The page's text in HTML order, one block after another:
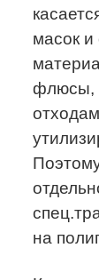
масок
флюсы,
на